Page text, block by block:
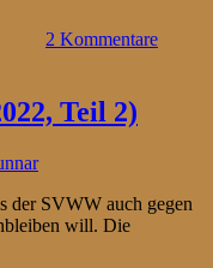
2 Kommentare
Teil 2)
der SVWW auch gegen
will. Die